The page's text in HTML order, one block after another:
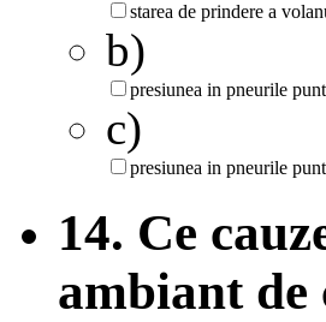
starea de prindere a
b)
presiunea in pneurile
c)
presiunea in pneurile
14. Ce
ambiant de